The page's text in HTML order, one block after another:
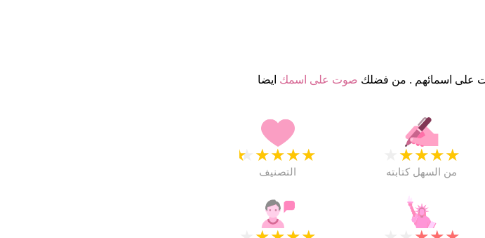
صوت على اسمك ايضا
★
★
★
★
★
التصنيف
★
★
★
★
من السهل كتابته